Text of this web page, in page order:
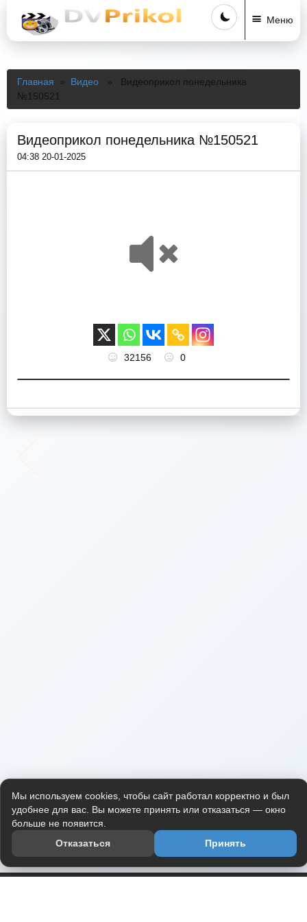
Меню
Главная » Видео » Видеоприкол понедельника
№150521
Видеоприкол понедельника №150521
04:38 20-01-2025
32156 0
Мы используем cookies, чтобы сайт работал корректно и был
удобнее для вас. Вы можете принять или отказаться — окно
больше не появится.
Отказаться
Принять